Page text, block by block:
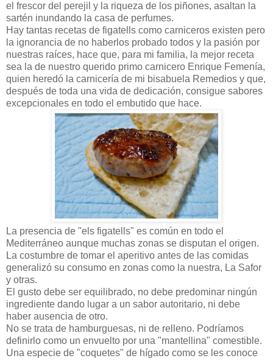
el frescor del perejil y la riqueza de los piñones, asaltan la
sartén inundando la casa de perfumes.
Hay tantas recetas de figatells como carniceros existen pero
la ignorancia de no haberlos probado todos y la pasión por
nuestras raíces, hace que, para mi familia, la mejor receta
sea la de nuestro querido primo carnicero Enrique Femenía,
quien heredó la carnicería de mi bisabuela Remedios y que,
después de toda una vida de dedicación, consigue sabores
excepcionales en todo el embutido que hace.
La presencia de "els figatells" es común en todo el
Mediterráneo aunque muchas zonas se disputan el origen.
La costumbre de tomar el aperitivo antes de las comidas
generalizó su consumo en zonas como la nuestra, La Safor
y otras.
El gusto debe ser equilibrado, no debe predominar ningún
ingrediente dando lugar a un sabor autoritario, ni debe
haber ausencia de otro.
No se trata de hamburguesas, ni de relleno. Podríamos
definirlo como un envuelto por una "mantellina" comestible.
Una especie de "coquetes" de hígado como se les conoce